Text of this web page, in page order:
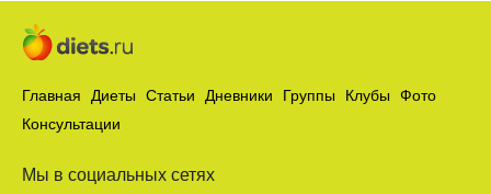
Главная Диеты Статьи Дневники Группы Клубы
Фото
Консультации
Мы в социальных сетях